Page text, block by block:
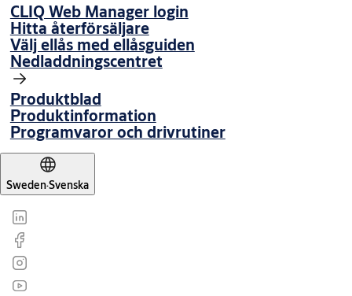
CLIQ Web Manager login
Hitta återförsäljare
Välj ellås med ellåsguiden
Nedladdningscentret
Produktblad
Produktinformation
Programvaror och drivrutiner
Sweden·Svenska